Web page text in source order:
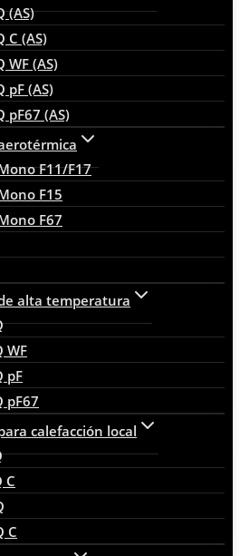
(AS)
C (AS)
WF (AS)
pF (AS)
pF67 (AS)
F11/F17
F15
F67
alta temperatura
WF
pF
pF67
calefacción local
C
C